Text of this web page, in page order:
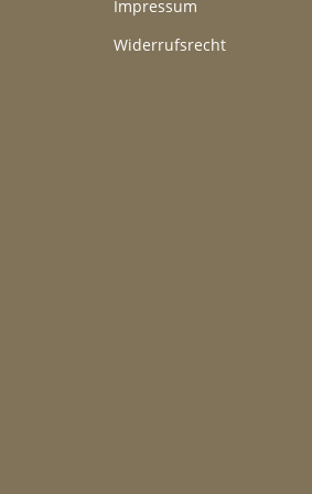
Impressum
Widerrufsrecht